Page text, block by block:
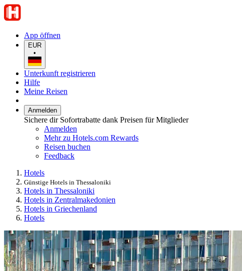
App öffnen
EUR
•
Unterkunft registrieren
Hilfe
Meine Reisen
Anmelden
Sichere dir Sofortrabatte dank Preisen für Mitglieder
Anmelden
Mehr zu Hotels.com Rewards
Reisen buchen
Feedback
Hotels
Günstige Hotels in Thessaloniki
Hotels in Thessaloniki
Hotels in Zentralmakedonien
Hotels in Griechenland
Hotels